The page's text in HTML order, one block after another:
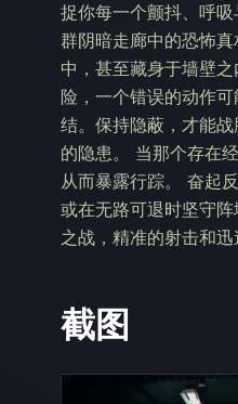
捉你每一个颤抖、呼
群阴暗走廊中的恐怖
中，甚至藏身于墙壁
险，一个错误的动作
结。保持隐蔽，才能
的隐患。 当那个存在
从而暴露行踪。 奋起
或在无路可退时坚守
之战，精准的射击和迅
截图